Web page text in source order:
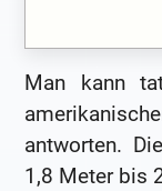
Man kann
antworten.
1,8 Meter bis